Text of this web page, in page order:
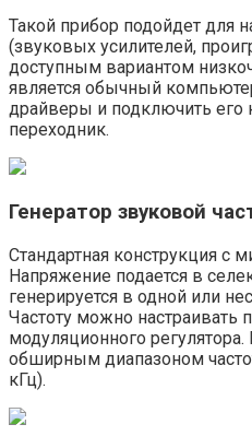
Такой прибор подойдет для
(звуковых усилителей,
доступным вариантом
является обычный
драйверы и подключить его
переходник.
Генератор звуковой
Стандартная конструкция с
Напряжение подается в
генерируется в одной или
Частоту можно настраивать
модуляционного
обширным диапазоном
кГц).